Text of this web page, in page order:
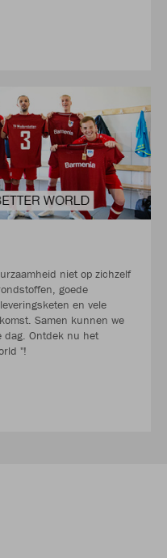
niet op zichzelf
goede
en vele
Samen kunnen we
dag. Ontdek nu het
"!